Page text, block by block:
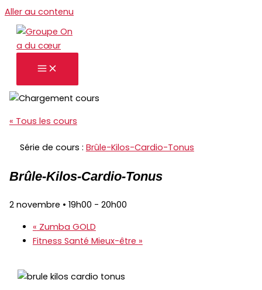
Aller au contenu
« Tous les cours
Série de cours : Brûle-Kilos-Cardio-Tonus
Brûle-Kilos-Cardio-Tonus
2 novembre • 19h00 - 20h00
« Zumba GOLD
Fitness Santé Mieux-être »